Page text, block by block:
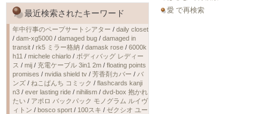
愛 で再検索
最近検索されたキーワード
年中行事のペープサートシアター / daily closet
/ dam-xg5000 / damaged bug / damaged in
transit / rk5 ミラー格納 / damask rose / 6000k
h11 / michele chiarlo / ボディバッグ レディー
ス / mij / 充電ケーブル 3in1 2m / floating points
promises / nvidia shield tv / 芳香剤カバー / バ
ンズ / ねこぱんち コミック / flashcards kanji
n3 / ever lasting ride / nihilism / dvd-box 抱かれ
たい / アポロ バックパック モノグラム ルイヴ
ィトン / bosco sport / 100スキ / ゼクシオ ユー